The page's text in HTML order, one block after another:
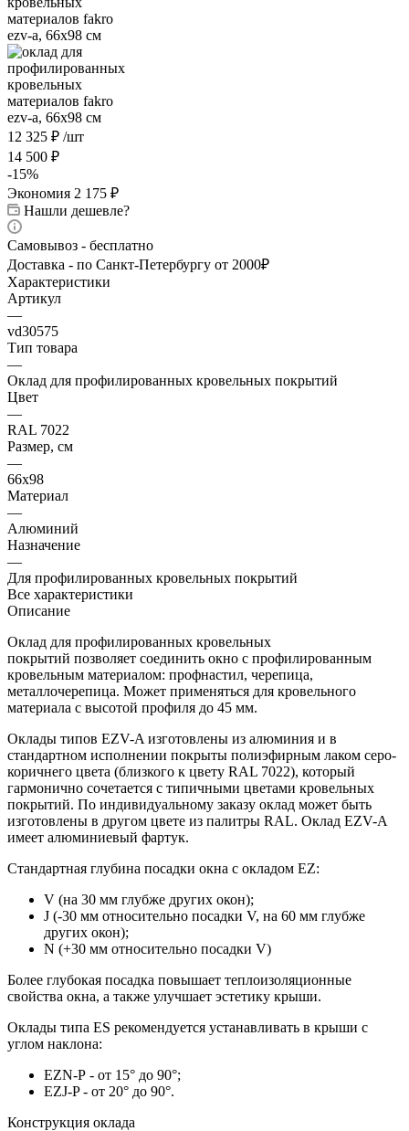
12 325 ₽ /шт
14 500 ₽
-15%
Экономия 2 175 ₽
Нашли дешевле?
Самовывоз - бесплатно
Доставка - по Санкт-Петербургу от 2000₽
Характеристики
Артикул
—
vd30575
Тип товара
—
Оклад для профилированных кровельных покрытий
Цвет
—
RAL 7022
Размер, см
—
66х98
Материал
—
Алюминий
Назначение
—
Для профилированных кровельных покрытий
Все характеристики
Описание
Оклад для профилированных кровельных
покрытий позволяет соединить окно с профилированным
кровельным материалом: профнастил, черепица,
металлочерепица. Может применяться для кровельного
материала с высотой профиля до 45 мм.
Оклады типов EZV-A изготовлены из алюминия и в
стандартном исполнении покрыты полиэфирным лаком серо-
коричнего цвета (близкого к цвету RAL 7022), который
гармонично сочетается с типичными цветами кровельных
покрытий. По индивидуальному заказу оклад может быть
изготовлены в другом цвете из палитры RAL. Оклад EZV-A
имеет алюминиевый фартук.
Стандартная глубина посадки окна с окладом EZ:
V (на 30 мм глубже других окон);
J (-30 мм относительно посадки V, на 60 мм глубже
других окон);
N (+30 мм относительно посадки V)
Более глубокая посадка повышает теплоизоляционные
свойства окна, а также улучшает эстетику крыши.
Оклады типа ES рекомендуется устанавливать в крыши с
углом наклона:
EZN-P - от 15° до 90°;
EZJ-P - от 20° до 90°.
Конструкция оклада